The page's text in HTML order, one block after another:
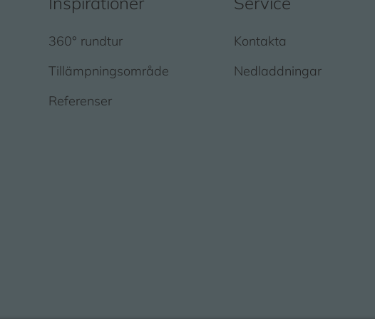
360° rundtur
Tillämpningsområde
Referenser
Kontakta
Nedladdningar